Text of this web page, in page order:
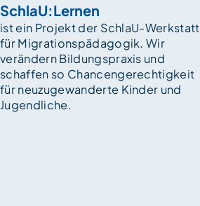
SchlaU:Lernen
ist ein Projekt der SchlaU-Werkstatt
für Migrationspädagogik. Wir
verändern Bildungspraxis und
schaffen so Chancen­gerechtigkeit
für neuzugewanderte Kinder und
Jugendliche.